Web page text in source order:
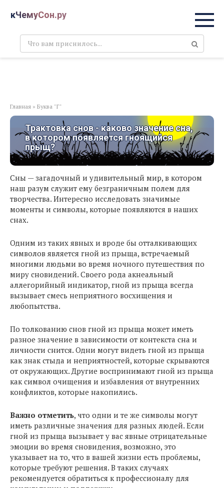
кЧемуСон.ру
Поиск:
Главная » Буква "Г"
Трактовка снов - каково значение сна,
в котором появляется гноящийся
прыщ?
Сны — загадочный и удивительный мир, в котором
наш разум служит ему безграничным полем для
творчества. Интересно исследовать значимые
моменты и символы, которые появляются в наших
снах.
Одним из таких явных и вроде бы отталкивающих
символов является гной из прыща, встречаемый
многими людьми во время ночного путешествия по
миру сновидений. Своего рода акнеальный
аллегорийный индикатор, гной из прыща всегда
вызывает смесь неприятного восхищения и
любопытства.
По толкованию снов гной из прыща может иметь
разное значение в зависимости от контекста сна и
личности снится. Одни могут видеть гной из прыща
как знак стыда и неприятностей, которые скрываются
от окружающих. Другие воспринимают гной из прыща
как символ очищения и избавления от внутренних
конфликтов, которые накопились.
Важно отметить, что одни и те же символы могут
иметь различные значения для разных людей. Если
гной из прыща вызывает у вас явные отрицательные
эмоции во время сновидения, возможно, это
указывает на то, что в вашей жизни есть проблемы,
которые требуют решения. В таких случаях
рекомендуется обратиться к профессионалу для